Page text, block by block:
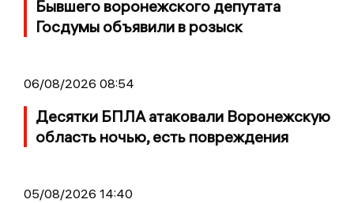
Бывшего воронежского депутата
Госдумы объявили в розыск
06/08/2026 08:54
Десятки БПЛА атаковали Воронежскую
область ночью, есть повреждения
05/08/2026 14:40